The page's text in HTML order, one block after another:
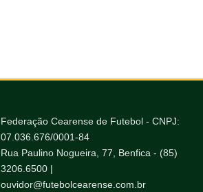
Federação Cearense de Futebol - CNPJ:
07.036.676/0001-84
Rua Paulino Nogueira, 77, Benfica - (85)
3206.6500 |
ouvidor@futebolcearense.com.br